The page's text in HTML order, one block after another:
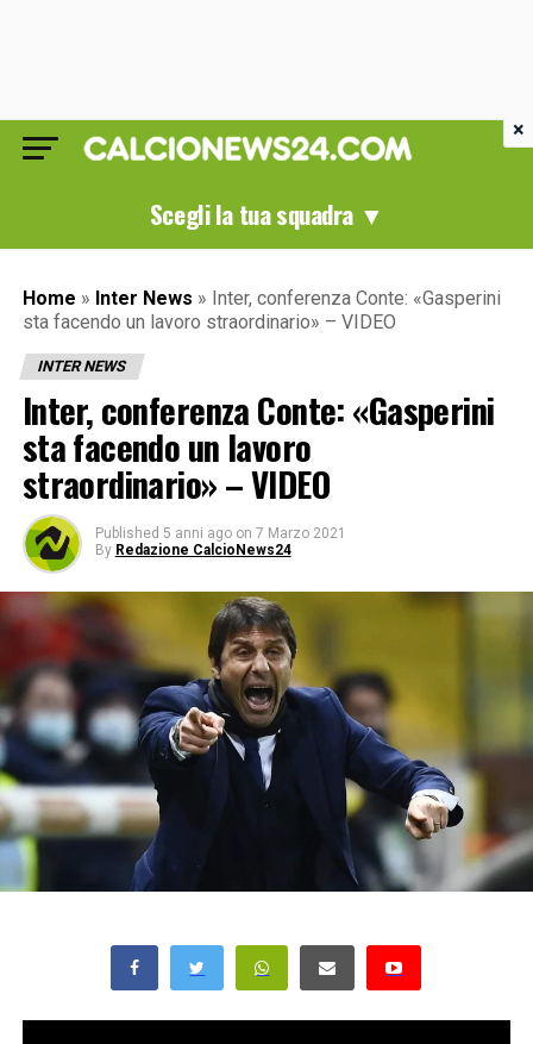
Scegli la tua squadra ▼
Home » Inter News » Inter, conferenza Conte: «Gasperini
sta facendo un lavoro straordinario» – VIDEO
INTER NEWS
Inter, conferenza Conte: «Gasperini
sta facendo un lavoro
straordinario» – VIDEO
Published 5 anni ago on 7 Marzo 2021
By Redazione CalcioNews24
×